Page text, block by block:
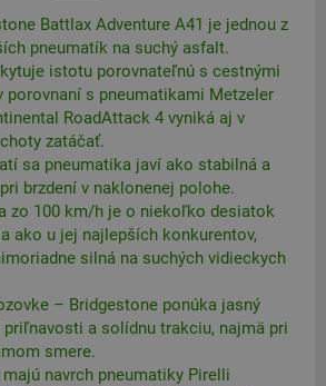
Battlax Adventure A41 je jednou z
pneumatík na suchý asfalt.
istotu porovnateľnú s cestnými
porovnaní s pneumatikami Metzeler
RoadAttack 4 vyniká aj v
zatáčať.
sa pneumatika javí ako stabilná a
brzdení v naklonenej polohe.
zo 100 km/h je o niekoľko desiatok
ako u jej najlepších konkurentov,
silná na suchých vidieckych
– Bridgestone ponúka jasný
a solídnu trakciu, najmä pri
smere.
navrch pneumatiky Pirelli